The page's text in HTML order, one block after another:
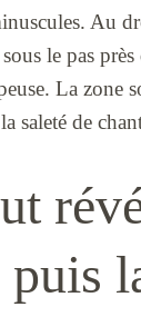
Au
le pas
La
saleté de